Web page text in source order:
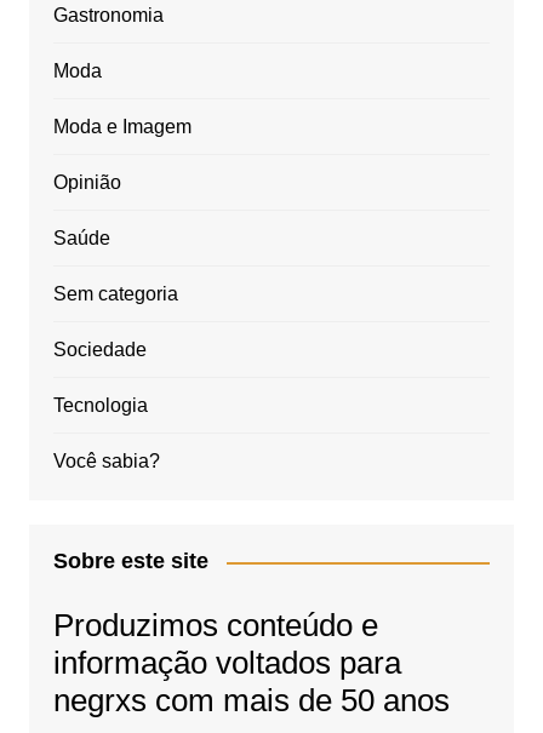
Gastronomia
Moda
Moda e Imagem
Opinião
Saúde
Sem categoria
Sociedade
Tecnologia
Você sabia?
Sobre este site
Produzimos conteúdo e
informação voltados para
negrxs com mais de 50 anos